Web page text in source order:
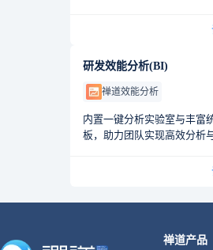
研发效能分析(BI)
禅道效能分析
内置一键分析实验室与丰富
板，助力团队实现高效分析
禅道产品